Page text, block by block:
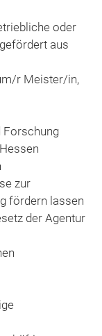
oder
aus
r Meister/in,
Forschung
zur
fördern lassen
der Agentur